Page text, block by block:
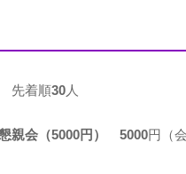
着順30人
親会（5000円） 5000円（